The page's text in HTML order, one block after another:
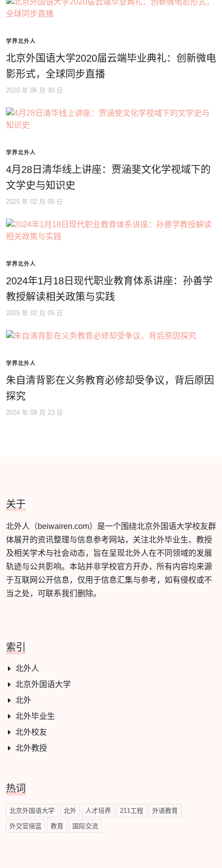
学界北外人
北京外国语大学2020届云端毕业典礼：创新微电
影形式，全球同步直播
2020 年 06 月 30 日
学界北外人
4月28日清华线上讲座：贾涵斐文化学视域下的
文学史与知识史
2025 年 02 月 05 日
学界北外人
2024年1月18日现代职业教育体系讲座：孙善学
教授解读相关政策与实践
2025 年 02 月 05 日
学界北外人
朱自清背影在义务教育必修却受争议，背后原因
探究
2024 年 09 月 23 日
关于
北外人（beiwairen.com）是一个围绕北京外国语大学校友群
体展开的资讯整理与信息参考网站，关注北外毕业生、教授
及相关学术与社会动态，旨在呈现北外人在不同领域的发展
轨迹与公共影响。本站并非学校官方开办，所有内容均来源
于互联网公开信息，仅用于信息汇集与参考，如有侵权或不
当之处，可联系我们删除。
索引
北外人
北京外国语大学
北外
北外毕业生
北外校友
北外教授
热词
北京外国语大学 北外 人才培养 211工程 外语教育
外交官摇篮 教育 国际交流